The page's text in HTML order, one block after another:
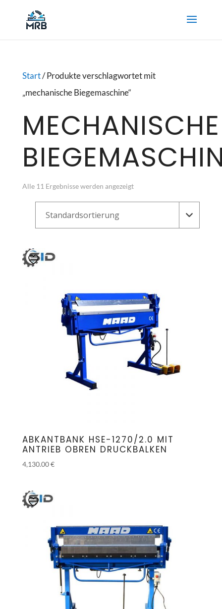
Start/ Produkte verschlagwortet mit
„mechanische Biegemaschine“
MECHANISCHE
Alle 11 Ergebnisse werden angezeigt
ABKANTBANK HSE-1270/2.0 MIT
ANTRIEB OBREN DRUCKBALKEN
4,130.00€